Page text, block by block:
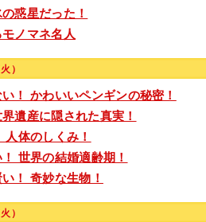
惑星だった！
ノマネ名人
）
！ かわいいペンギンの秘密！
遺産に隠された真実！
体のしくみ！
世界の結婚適齢期！
！ 奇妙な生物！
）